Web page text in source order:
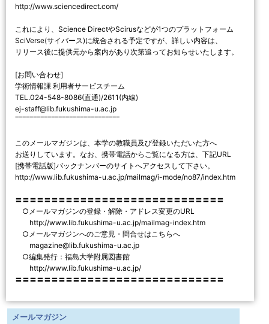
http://www.sciencedirect.com/
これにより、Science DirectやScirusなどが1つのプラットフォーム
SciVerse(サイバース)に統合される予定ですが、詳しい内容は、
リリース後に提供元から案内があり次第追ってお知らせいたします。
[お問い合わせ]
学術情報課 利用者サービスチーム
TEL.024-548-8086(直通)/2611(内線)
ej-staff@lib.fukushima-u.ac.jp
‾‾‾‾‾‾‾‾‾‾‾‾‾‾‾‾‾‾‾‾‾‾‾‾‾‾‾‾‾
このメールマガジンは、本学の教職員及び登録いただいた方へ
お送りしています。なお、携帯電話からご覧になる方は、下記URL
[携帯電話版]バックナンバーのサイトへアクセスして下さい。
http://www.lib.fukushima-u.ac.jp/mailmag/i-mode/no87/index.htm
〓〓〓〓〓〓〓〓〓〓〓〓〓〓〓〓〓〓〓〓〓〓〓〓〓〓〓〓〓
○メールマガジンの登録・解除・アドレス変更のURL
http://www.lib.fukushima-u.ac.jp/mailmag-index.htm
○メールマガジンへのご意見・問合せはこちらへ
magazine@lib.fukushima-u.ac.jp
○編集発行：福島大学附属図書館
http://www.lib.fukushima-u.ac.jp/
〓〓〓〓〓〓〓〓〓〓〓〓〓〓〓〓〓〓〓〓〓〓〓〓〓〓〓〓〓
メールマガジン